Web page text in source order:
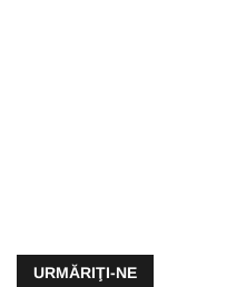
URMĂRIŢI-NE